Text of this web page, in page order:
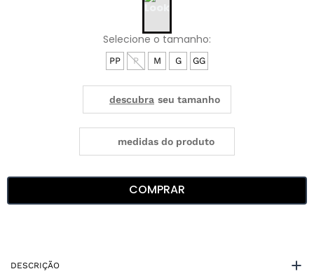
PP P M G GG
medidas do produto
COMPRAR
DESCRIÇÃO